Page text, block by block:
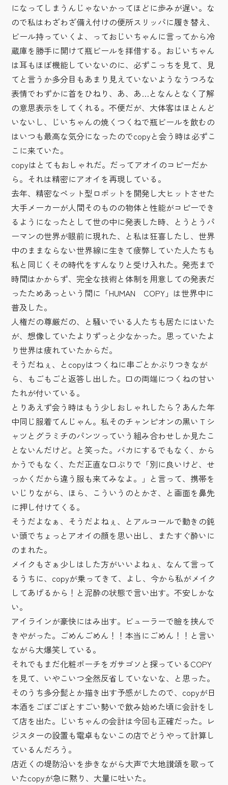
になってしまうんじゃないかってほどに歩みが遅い。な
ので私はわざわざ備え付けの便所スリッパに履き替え、
ビール持っていくよ、っておじいちゃんに言ってから冷
蔵庫を勝手に開けて瓶ビールを拝借する。おじいちゃん
は耳もほぼ機能していないのに、必ずこっちを見て、見
てと言うか多分目もあまり見えていないようなうつろな
表情でわずかに首をひねり、あ、あ…となんとなく了解
の意思表示をしてくれる。不便だが、大体客はほとんど
いないし、じいちゃんの焼くつくねで瓶ビールを飲むの
はいつも最高な気分になったのでcopyと会う時は必ずこ
こに来ていた。
copyはとてもおしゃれだ。だってアオイのコピーだか
ら。それは精密にアオイを再現している。
去年、精密なペット型ロボットを開発し大ヒットさせた
大手メーカーが人間そのものの物体と性能がコピーでき
るようになったとして世の中に発表した時、とうとうパ
ーマンの世界が眼前に現れた、と私は狂喜したし、世界
中のままならない世界線に生きて疲弊していた人たちも
私と同じくその時代をすんなりと受け入れた。発売まで
時間はかからず、完全な技術と体制を用意しての発表だ
ったためあっという間に「HUMAN COPY」は世界中に
普及した。
人権だの尊厳だの、と騒いでいる人たちも居たにはいた
が、想像していたよりずっと少なかった。思っていたよ
り世界は疲れていたからだ。
そうだねぇ、とcopyはつくねに串ごとかぶりつきなが
ら、もごもごと返答し出した。口の両端につくねの甘い
たれが付いている。
とりあえず会う時はもう少しおしゃれしたら？あんた年
中同じ服着てんじゃん。私そのチャンピオンの黒いＴシ
ャツとグラミチのパンツっていう組み合わせしか見たこ
とないんだけど。と笑った。バカにするでもなく、から
かうでもなく、ただ正直な口ぶりで「別に良いけど、せ
っかくだから違う服も来てみなよ。」と言って、携帯を
いじりながら、ほら、こういうのとかさ、と画面を鼻先
に押し付けてくる。
そうだよなぁ、そうだよねぇ、とアルコールで動きの鈍
い頭でちょっとアオイの顔を思い出し、またすぐ酔いに
のまれた。
メイクもさぁ少しはした方がいいよねぇ、なんて言って
るうちに、copyが乗ってきて、よし、今から私がメイク
してあげるから！と泥酔の状態で言い出す。不安しかな
い。
アイラインが豪快にはみ出す。ビューラーで瞼を挟んで
きやがった。ごめんごめん！！本当にごめん！！と言い
ながら大爆笑している。
それでもまだ化粧ポーチをガサゴソと探っているCOPY
を見て、いやこいつ全然反省していないな、と思った。
そのうち多分髭とか描き出す予感がしたので、copyが日
本酒をごぼごぼとすごい勢いで飲み始めた頃に会計をし
て店を出た。じいちゃんの会計は今回も正確だった。レ
ジスターの設置も電卓もないこの店でどうやって計算し
ているんだろう。
店近くの堤防沿いを歩きながら大声で大地讃頌を歌って
いたcopyが急に黙り、大量に吐いた。